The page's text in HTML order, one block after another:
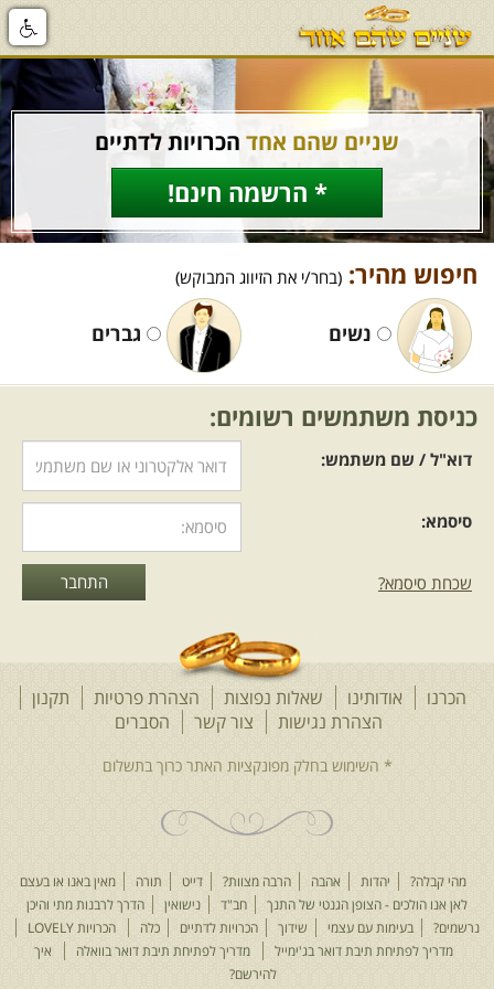
שניים שהם אחד הכרויות לדתיים
* הרשמה חינם!
חיפוש מהיר: (בחר/י את הזיווג המבוקש)
נשים גברים
כניסת משתמשים רשומים:
דוא"ל / שם משתמש:
סיסמא:
שכחת סיסמא?
הכרנו אודותינו שאלות נפוצות הצהרת פרטיות
תקנון
הצהרת נגישות
צור קשר הסברים
מהי קבלה? יהדות אהבה הרבה מצוות? דייט תורה
מאין באנו או בעצם
לאן אנו הולכים - הצופן הגנטי של התנך
חב"ד נישואין
הדרך לרבנות מתי והיכן
נרשמים?
בעימות עם עצמי שידוך הכרויות לדתיים כלה
הכרויות LOVELY
מדריך לפתיחת תיבת דואר בג'ימייל
מדריך לפתיחת תיבת דואר בוואלה
איך
להירשם?